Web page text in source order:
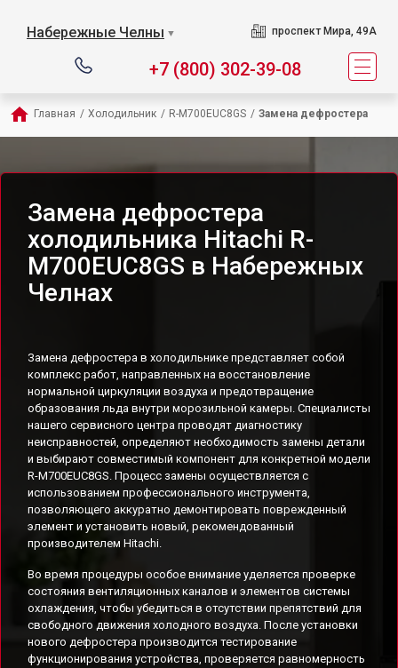
Набережные Челны ▼ проспект Мира, 49А
+7 (800) 302-39-08
Главная / Холодильник / R-M700EUC8GS / Замена дефростера
Замена дефростера
холодильника Hitachi R-
M700EUC8GS в Набережных
Челнах
Замена дефростера в холодильнике представляет собой
комплекс работ, направленных на восстановление
нормальной циркуляции воздуха и предотвращение
образования льда внутри морозильной камеры. Специалисты
нашего сервисного центра проводят диагностику
неисправностей, определяют необходимость замены детали
и выбирают совместимый компонент для конкретной модели
R-M700EUC8GS. Процесс замены осуществляется с
использованием профессионального инструмента,
позволяющего аккуратно демонтировать поврежденный
элемент и установить новый, рекомендованный
производителем Hitachi.
Во время процедуры особое внимание уделяется проверке
состояния вентиляционных каналов и элементов системы
охлаждения, чтобы убедиться в отсутствии препятствий для
свободного движения холодного воздуха. После установки
нового дефростера производится тестирование
функционирования устройства, проверяется равномерность